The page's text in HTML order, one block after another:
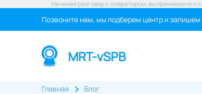
Начиная разговор с оператором, вы принимаете и
Позвоните нам, мы подберем центр и
MRT-vSPB
Главная Блог